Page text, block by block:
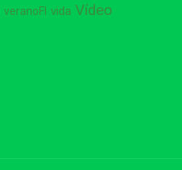
veranoFI vida Vídeo